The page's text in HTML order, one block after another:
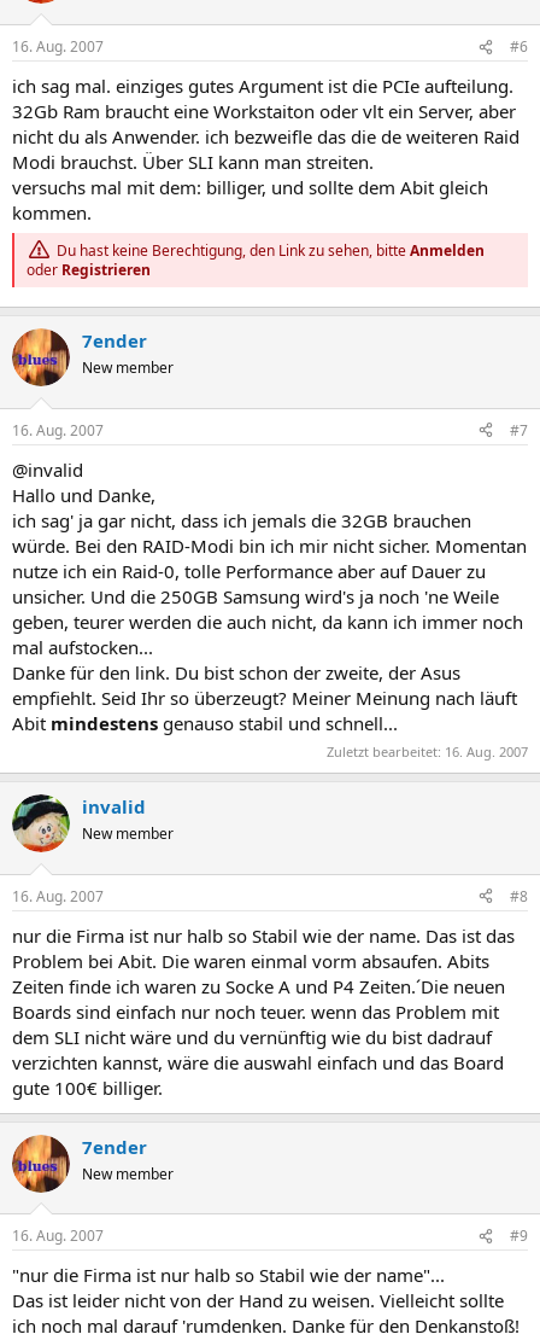
16. Aug. 2007 #6
ich sag mal. einziges gutes Argument ist die PCIe aufteilung.
32Gb Ram braucht eine Workstaiton oder vlt ein Server, aber
nicht du als Anwender. ich bezweifle das die de weiteren Raid
Modi brauchst. Über SLI kann man streiten.
versuchs mal mit dem: billiger, und sollte dem Abit gleich
kommen.
Du hast keine Berechtigung, den Link zu sehen, bitteAnmelden
oder Registrieren
7ender
New member
16. Aug. 2007 #7
@invalid
Hallo und Danke,
ich sag' ja gar nicht, dass ich jemals die 32GB brauchen
würde. Bei den RAID-Modi bin ich mir nicht sicher. Momentan
nutze ich ein Raid-0, tolle Performance aber auf Dauer zu
unsicher. Und die 250GB Samsung wird's ja noch 'ne Weile
geben, teurer werden die auch nicht, da kann ich immer noch
mal aufstocken...
Danke für den link. Du bist schon der zweite, der Asus
empfiehlt. Seid Ihr so überzeugt? Meiner Meinung nach läuft
Abit mindestens genauso stabil und schnell...
Zuletzt bearbeitet: 16. Aug. 2007
invalid
New member
16. Aug. 2007 #8
nur die Firma ist nur halb so Stabil wie der name. Das ist das
Problem bei Abit. Die waren einmal vorm absaufen. Abits
Zeiten finde ich waren zu Socke A und P4 Zeiten.´Die neuen
Boards sind einfach nur noch teuer. wenn das Problem mit
dem SLI nicht wäre und du vernünftig wie du bist dadrauf
verzichten kannst, wäre die auswahl einfach und das Board
gute 100€ billiger.
7ender
New member
16. Aug. 2007 #9
"nur die Firma ist nur halb so Stabil wie der name"...
Das ist leider nicht von der Hand zu weisen. Vielleicht sollte
ich noch mal darauf 'rumdenken. Danke für den Denkanstoß!